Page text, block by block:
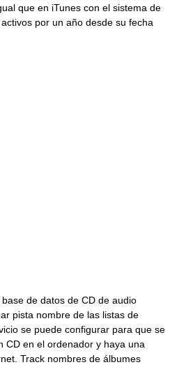
que en iTunes con el sistema de
por un año desde su fecha
de datos de CD de audio
pista nombre de las listas de
se puede configurar para que se
CD en el ordenador y haya una
Track nombres de álbumes